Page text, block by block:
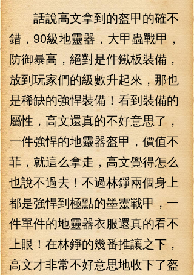
話說高文拿到的盔甲的確不
錯，90級地靈器，大甲蟲戰甲，
防御暴高，絕對是件鐵板裝備，
放到玩家們的級數升起來，那也
是稀缺的強悍裝備！看到裝備的
屬性，高文還真的不好意思了，
一件強悍的地靈器盔甲，價值不
菲，就這么拿走，高文覺得怎么
也說不過去！不過林錚兩個身上
都是強悍到極點的墨靈戰甲，一
件單件的地靈器衣服還真的看不
上眼！在林錚的幾番推讓之下，
高文才非常不好意思地收下了盔